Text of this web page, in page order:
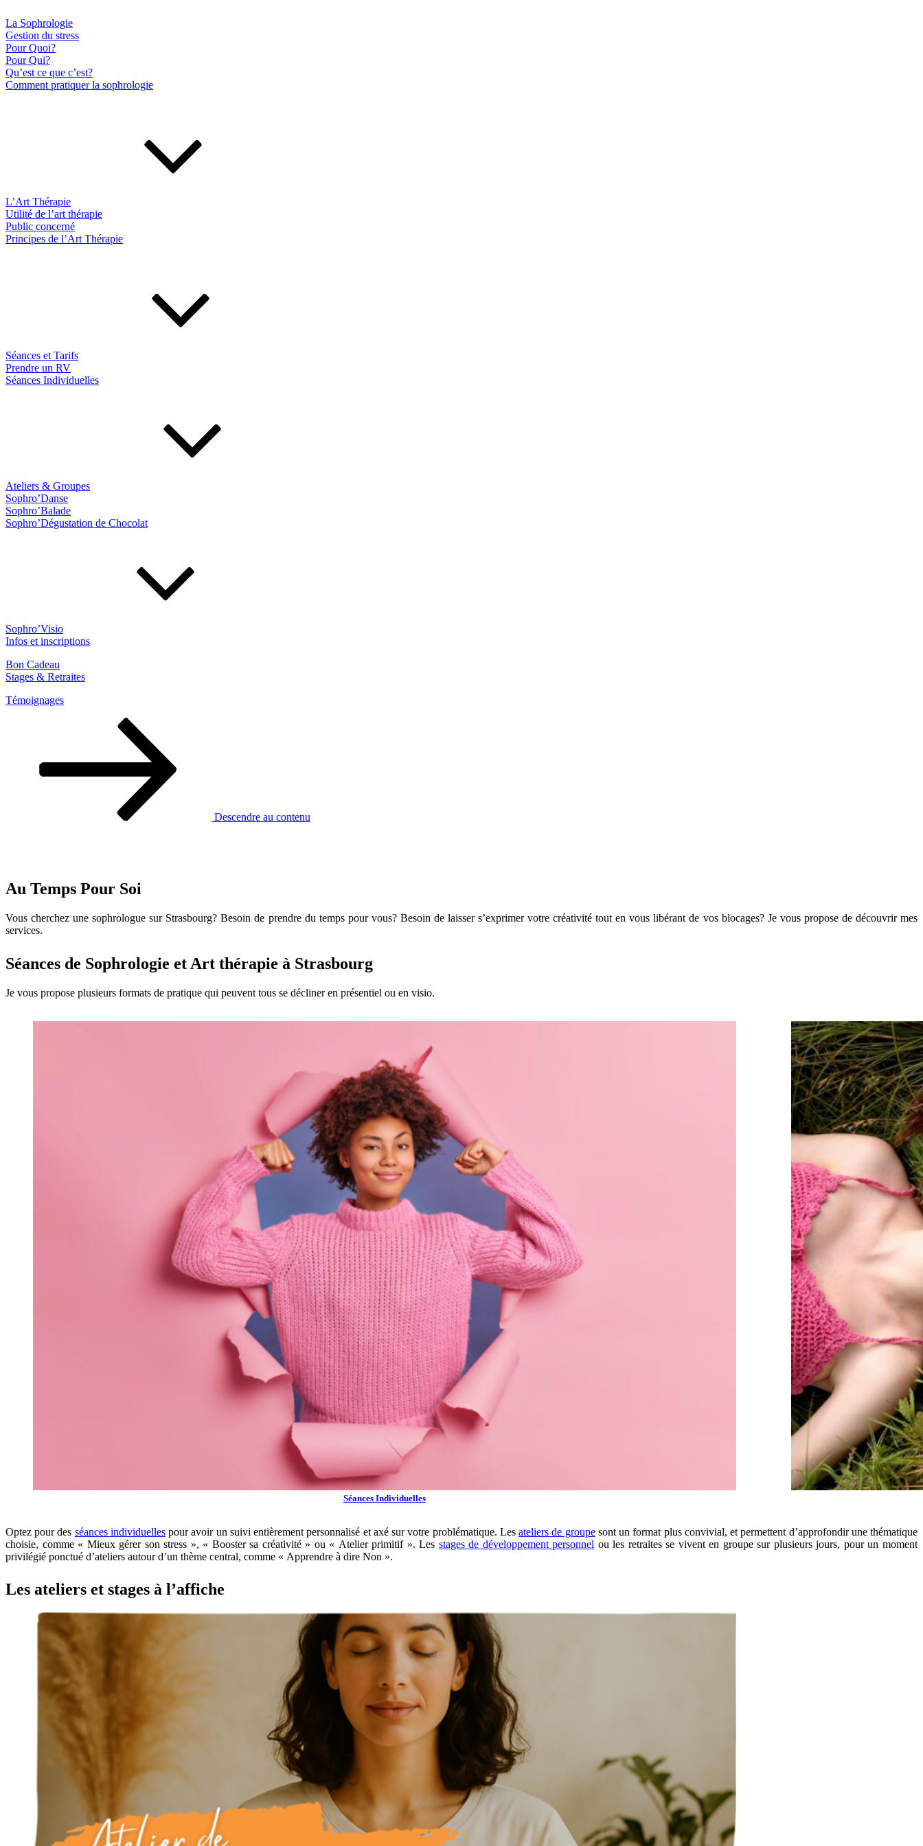
La Sophrologie
Gestion du stress
Pour Quoi?
Pour Qui?
Qu’est ce que c’est?
Comment pratiquer la sophrologie
L’Art Thérapie
Utilité de l’art thérapie
Public concerné
Principes de l’Art Thérapie
Séances et Tarifs
Prendre un RV
Séances Individuelles
Ateliers & Groupes
Sophro’Danse
Sophro’Balade
Sophro’Dégustation de Chocolat
Sophro’Visio
Infos et inscriptions
Bon Cadeau
Stages & Retraites
Témoignages
Descendre au contenu
Au Temps Pour Soi
Vous cherchez une sophrologue sur Strasbourg? Besoin de prendre du temps pour vous? Besoin de laisser s’exprimer votre créativité tout en vous libérant de vos blocages? Je vous propose de découvrir mes
services.
Séances de Sophrologie et Art thérapie à Strasbourg
Je vous propose plusieurs formats de pratique qui peuvent tous se décliner en présentiel ou en visio.
Séances Individuelles
Optez pour des séances individuellespour avoir un suivi entièrement personnalisé et axé sur votre problématique. Lesateliers de groupesont un format plus convivial, et permettent d’approfondir une thématique
choisie, comme « Mieux gérer son stress », « Booster sa créativité » ou « Atelier primitif ». Les stages de développement personnel ou les retraites se vivent en groupe sur plusieurs jours, pour un moment
privilégié ponctué d’ateliers autour d’un thème central, comme « Apprendre à dire Non ».
Les ateliers et stages à l’affiche